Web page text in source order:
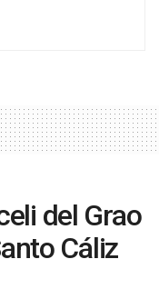
del Grao
Cáliz